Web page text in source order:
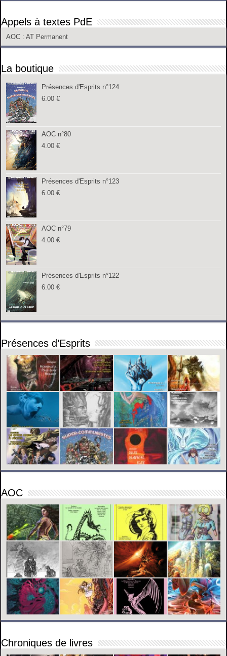
Appels à textes PdE
AOC : AT Permanent
La boutique
Présences d'Esprits n°124
6.00€
AOC n°80
4.00€
Présences d'Esprits n°123
6.00€
AOC n°79
4.00€
Présences d'Esprits n°122
6.00€
Présences d’Esprits
AOC
Chroniques de livres